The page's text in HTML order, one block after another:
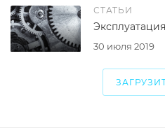
СТАТЬИ
30 июля 2019